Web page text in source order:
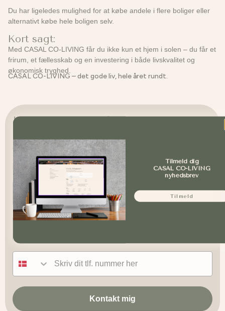
Du har ligeledes mulighed for at købe andele i flere boliger eller
alternativt købe hele boligen selv.
Kort sagt:
Med CASAL CO-LIVING får du ikke kun et hjem i solen – du får et
frirum, et fællesskab og en investering i både livskvalitet og
økonomisk tryghed.
CASAL CO-LIVING – det gode liv, hele året rundt.
Har du spørgsmål eller brug for
Vi vil altid gerne svare på spørgsmål eller på anden vis
tilbyde vores hjælp. Udfyld formularen herunder, så
kontakter vi dig hurtigst muligt!
Navn
Email
Tlf nummer
Kontakt mig
Tilmeld dig
CASAL CO-LIVING
nyhedsbrev
Tilmeld